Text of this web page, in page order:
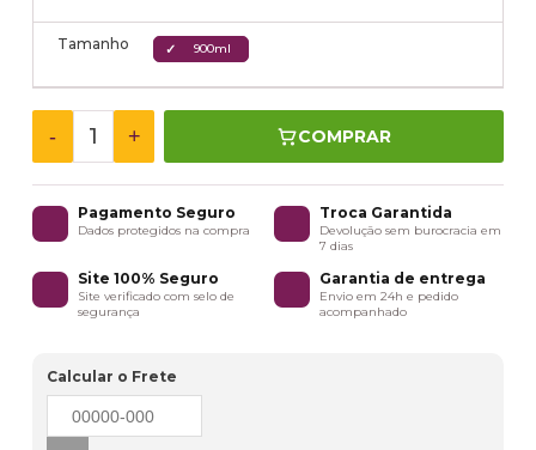
Tamanho 900ml
- + COMPRAR
Pagamento Seguro
Dados protegidos na compra
Troca Garantida
Devolução sem burocracia em
7 dias
Site 100% Seguro
Site verificado com selo de
segurança
Garantia de entrega
Envio em 24h e pedido
acompanhado
Calcular o Frete